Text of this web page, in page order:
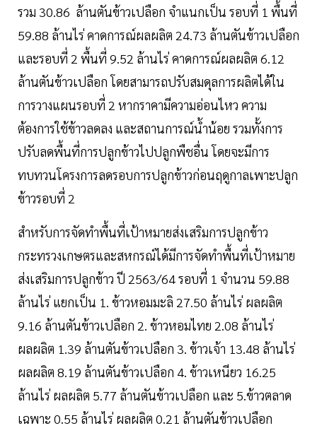
รวม 30.86 ล้านตันข้าวเปลือก จำแนกเป็น รอบที่ 1 พื้นที่
59.88 ล้านไร่ คาดการณ์ผลผลิต 24.73 ล้านตันข้าวเปลือก
และรอบที่ 2 พื้นที่ 9.52 ล้านไร่ คาดการณ์ผลผลิต 6.12
ล้านตันข้าวเปลือก โดยสามารถปรับสมดุลการผลิตได้ใน
การวางแผนรอบที่ 2 หากราคามีความอ่อนไหว ความ
ต้องการใช้ข้าวลดลง และสถานการณ์น้ำน้อย รวมทั้งการ
ปรับลดพื้นที่การปลูกข้าวไปปลูกพืชอื่น โดยจะมีการ
ทบทวนโครงการลดรอบการปลูกข้าวก่อนฤดูกาลเพาะปลูก
ข้าวรอบที่ 2
สำหรับการจัดทำพื้นที่เป้าหมายส่งเสริมการปลูกข้าว
กระทรวงเกษตรและสหกรณ์ได้มีการจัดทำพื้นที่เป้าหมาย
ส่งเสริมการปลูกข้าว ปี 2563/64 รอบที่ 1 จำนวน 59.88
ล้านไร่ แยกเป็น 1. ข้าวหอมมะลิ 27.50 ล้านไร่ ผลผลิต
9.16 ล้านตันข้าวเปลือก 2. ข้าวหอมไทย 2.08 ล้านไร่
ผลผลิต 1.39 ล้านตันข้าวเปลือก 3. ข้าวเจ้า 13.48 ล้านไร่
ผลผลิต 8.19 ล้านตันข้าวเปลือก 4. ข้าวเหนียว 16.25
ล้านไร่ ผลผลิต 5.77 ล้านตันข้าวเปลือก และ 5.ข้าวตลาด
เฉพาะ 0.55 ล้านไร่ ผลผลิต 0.21 ล้านตันข้าวเปลือก